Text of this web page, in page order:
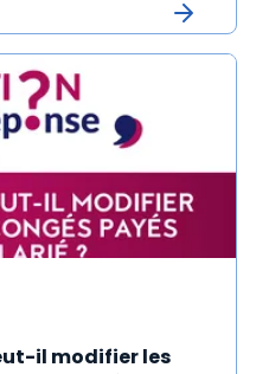
il modifier les